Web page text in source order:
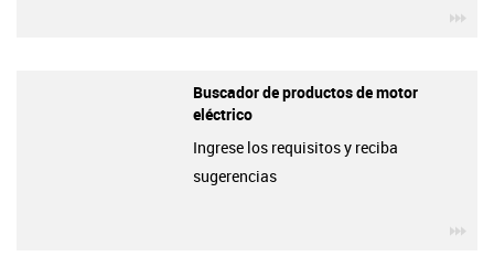
Buscador de productos de motor
eléctrico
Ingrese los requisitos y reciba
sugerencias